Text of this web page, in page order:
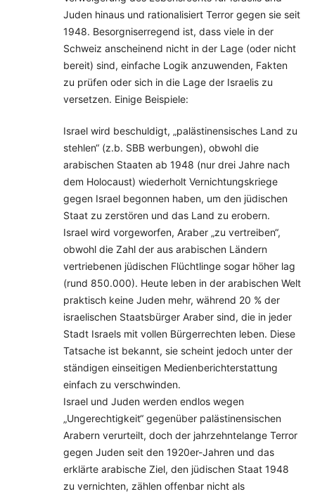
Juden hinaus und rationalisiert Terror gegen sie seit
1948. Besorgniserregend ist, dass viele in der
Schweiz anscheinend nicht in der Lage (oder nicht
bereit) sind, einfache Logik anzuwenden, Fakten
zu prüfen oder sich in die Lage der Israelis zu
versetzen. Einige Beispiele:
Israel wird beschuldigt, „palästinensisches Land zu
stehlen“ (z.b. SBB werbungen), obwohl die
arabischen Staaten ab 1948 (nur drei Jahre nach
dem Holocaust) wiederholt Vernichtungskriege
gegen Israel begonnen haben, um den jüdischen
Staat zu zerstören und das Land zu erobern.
Israel wird vorgeworfen, Araber „zu vertreiben“,
obwohl die Zahl der aus arabischen Ländern
vertriebenen jüdischen Flüchtlinge sogar höher lag
(rund 850.000). Heute leben in der arabischen Welt
praktisch keine Juden mehr, während 20 % der
israelischen Staatsbürger Araber sind, die in jeder
Stadt Israels mit vollen Bürgerrechten leben. Diese
Tatsache ist bekannt, sie scheint jedoch unter der
ständigen einseitigen Medienberichterstattung
einfach zu verschwinden.
Israel und Juden werden endlos wegen
„Ungerechtigkeit“ gegenüber palästinensischen
Arabern verurteilt, doch der jahrzehntelange Terror
gegen Juden seit den 1920er-Jahren und das
erklärte arabische Ziel, den jüdischen Staat 1948
zu vernichten, zählen offenbar nicht als